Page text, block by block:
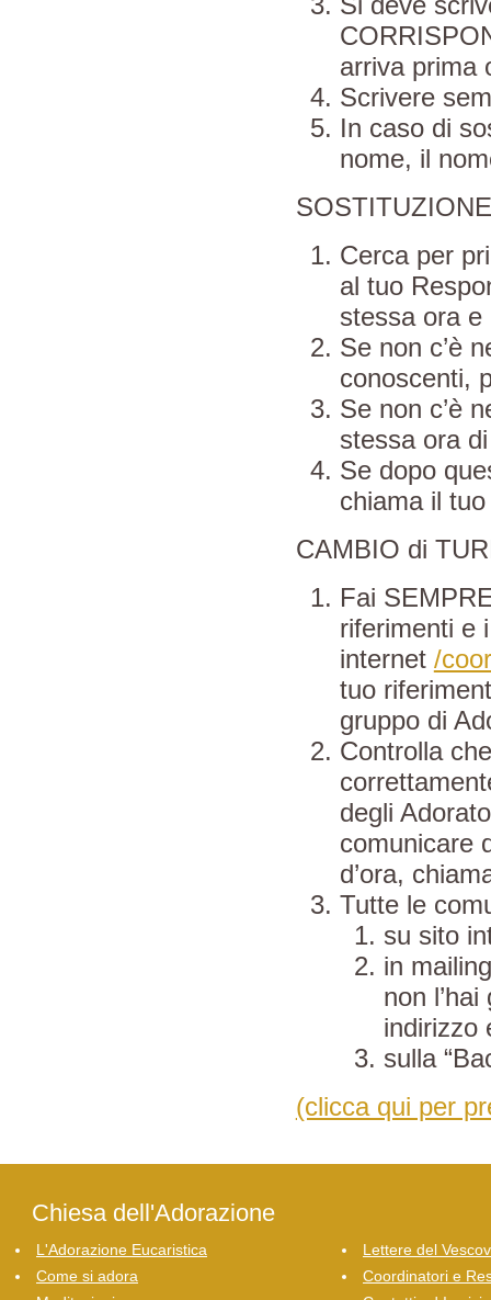
arriva prima
Scrivere
In caso di
nome, il
Cerca per
al tuo
stessa ora
Se non c’è
conoscenti,
Se non c’è
stessa ora
Se dopo
chiama il tuo
CAMBIO di
Fai
riferimenti e
internet /
tuo
gruppo di
Controlla
degli
comunicare
d’ora,
Tutte le
su sito
in
non
indirizzo
sulla
(clicca qui per
Chiesa dell'Adorazione
L'Adorazione Eucaristica
Come si adora
Lettere del
Coordinatori e